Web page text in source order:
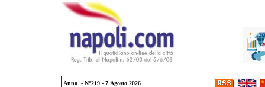
Anno - N°219 - 7 Agosto 2026